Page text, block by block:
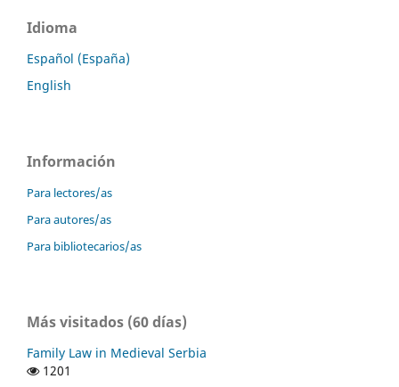
Idioma
Español (España)
English
Información
Para lectores/as
Para autores/as
Para bibliotecarios/as
Más visitados (60 días)
Family Law in Medieval Serbia
1201